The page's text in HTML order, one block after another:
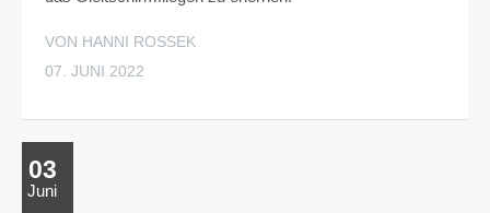
VON HANNI ROSSEK
07. JUNI 2022
03
Juni